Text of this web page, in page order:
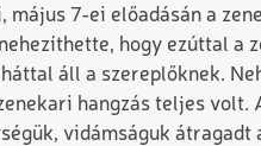
május 7-ei előadásán a
hogy ezúttal a
áll a szereplőknek.
hangzás teljes
vidámságuk átragadt